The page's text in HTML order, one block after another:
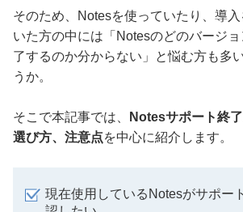
そのため、Notesを使っていたり、導
いた方の中には「Notesのどのバージ
了するのか分からない」と悩む方も多
うか。
そこで本記事では、
Notesサポート終
選び方、注意点を中心に紹介します。
現在使用しているNotesがサポー